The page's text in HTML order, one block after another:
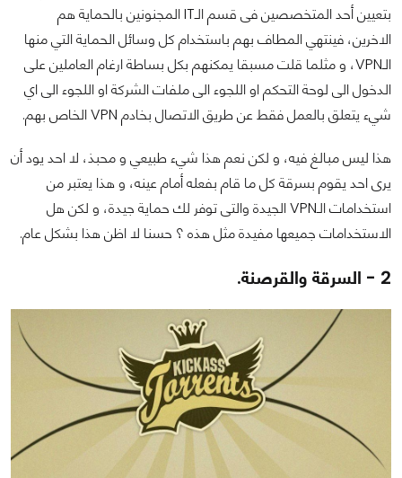
بتعيين أحد المتخصصين فى قسم الـIT المجنونين بالحماية هم
الاخرين، فينتهي المطاف بهم باستخدام كل وسائل الحماية التي منها
الـVPN، و مثلما قلت مسبقا يمكنهم بكل بساطة ارغام العاملين على
الدخول الى لوحة التحكم او اللجوء الى ملفات الشركة او اللجوء الى اي
شيء يتعلق بالعمل فقط عن طريق الاتصال بخادم VPN الخاص بهم.
هذا ليس مبالغ فيه، و لكن نعم هذا شيء طبيعي و محبذ، لا احد يود أن
يرى احد يقوم بسرقة كل ما قام بفعله أمام عينه، و هذا يعتبر من
استخدامات الـVPN الجيدة والتى توفر لك حماية جيدة، و لكن هل
الاستخدامات جميعها مفيدة مثل هذه ؟ حسنا لا اظن هذا بشكل عام.
2 - السرقة والقرصنة.